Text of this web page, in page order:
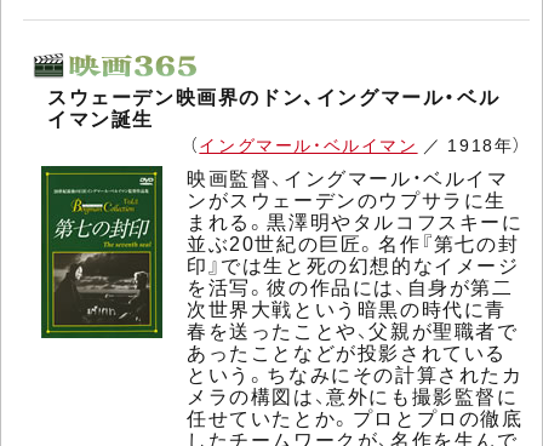
スウェーデン映画界のドン、イングマール・ベル
イマン誕生
（イングマール・ベルイマン ／ 1918年）
映画監督、イングマール・ベルイマ
ンがスウェーデンのウプサラに生
まれる。黒澤明やタルコフスキーに
並ぶ20世紀の巨匠。名作『第七の封
印』では生と死の幻想的なイメージ
を活写。彼の作品には、自身が第二
次世界大戦という暗黒の時代に青
春を送ったことや、父親が聖職者で
あったことなどが投影されている
という。ちなみにその計算されたカ
メラの構図は、意外にも撮影監督に
任せていたとか。プロとプロの徹底
したチームワークが、名作を生んで